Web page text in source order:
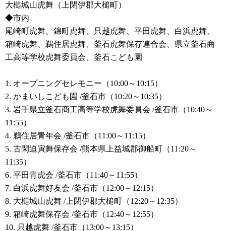
大槌城山虎舞（上閉伊郡大槌町）
◆市内
尾崎町虎舞、錦町虎舞、只越虎舞、平田虎舞、白浜虎舞、
箱崎虎舞、鵜住居虎舞、釜石虎舞保存連合会、県立釜石商
工高等学校虎舞委員会、釜石こども園
1. オープニングセレモニー（10:00～10:15）
2. かまいしこども園 /釜石市（10:20～10:35）
3. 岩手県立釜石商工高等学校虎舞委員会 /釜石市（10:40～
11:55）
4. 鵜住居青年会 /釜石市（11:00～11:15）
5. 古閑迫寅舞保存会 /熊本県上益城郡御船町（11:20～
11:35）
6. 平田青虎会 /釜石市（11:40～11:55）
7. 白浜虎舞好友会 /釜石市（12:00～12:15）
8. 大槌城山虎舞 /上閉伊郡大槌町（12:20～12:35）
9. 箱崎虎舞保存会 /釜石市（12:40～12:55）
10. 只越虎舞 /釜石市（13:00～13:15）